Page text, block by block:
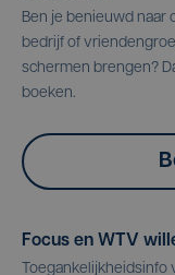
Ben je benieuwd naar
bedrijf of
schermen brengen?
boeken.
Focus en WTV
Toegankelijkheidsinfo